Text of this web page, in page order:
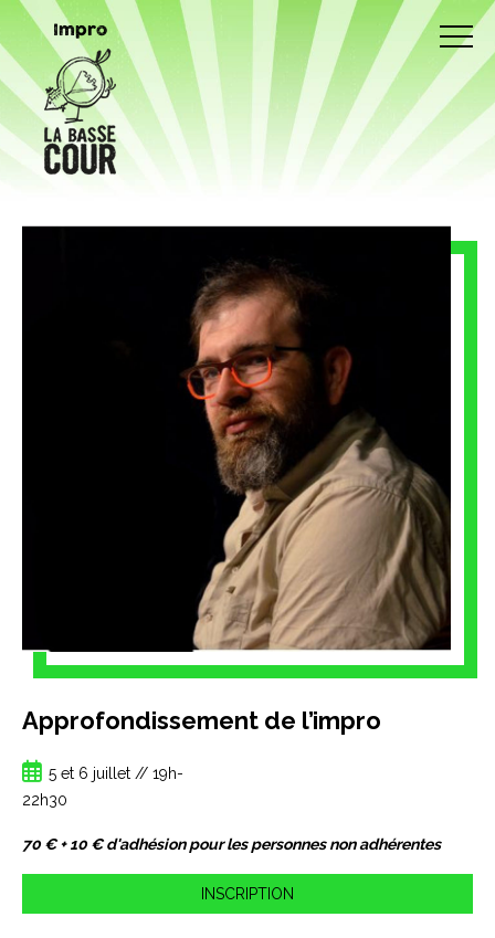
Impro
Approfondissement de l’impro
5 et 6 juillet // 19h-
22h30
70 € + 10 € d'adhésion pour les personnes non adhérentes
INSCRIPTION